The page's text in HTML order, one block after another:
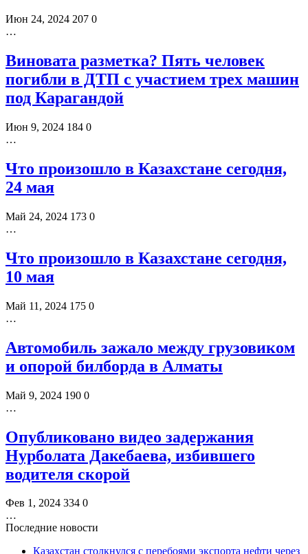
Июн 24, 2024 207 0
…
Виновата разметка? Пять человек
погибли в ДТП с участием трех машин
под Карагандой
Июн 9, 2024 184 0
…
Что произошло в Казахстане сегодня,
24 мая
Май 24, 2024 173 0
…
Что произошло в Казахстане сегодня,
10 мая
Май 11, 2024 175 0
…
Автомобиль зажало между грузовиком
и опорой билборда в Алматы
Май 9, 2024 190 0
…
Опубликовано видео задержания
Нурболата Дакебаева, избившего
водителя скорой
Фев 1, 2024 334 0
…
Последние новости
Казахстан столкнулся с перебоями экспорта нефти через